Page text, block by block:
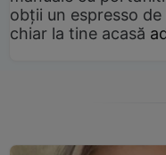
obții un espresso
chiar la tine acasă